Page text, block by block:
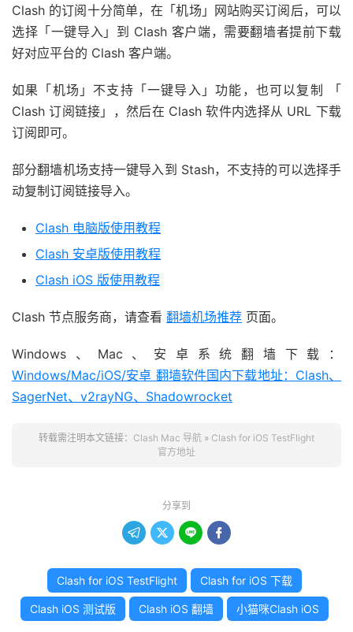
Clash 的订阅十分简单，在「机场」网站购买订阅后，可以
选择「一键导入」到 Clash 客户端，需要翻墙者提前下载
好对应平台的 Clash 客户端。
如果「机场」不支持「一键导入」功能，也可以复制 「
Clash 订阅链接」，然后在 Clash 软件内选择从 URL 下载
订阅即可。
部分翻墙机场支持一键导入到 Stash，不支持的可以选择手
动复制订阅链接导入。
Clash 电脑版使用教程
Clash 安卓版使用教程
Clash iOS 版使用教程
Clash 节点服务商，请查看 翻墙机场推荐 页面。
Windows、Mac、安卓系统翻墙下载：
Windows/Mac/iOS/安卓 翻墙软件国内下载地址：Clash、
SagerNet、v2rayNG、Shadowrocket
转载需注明本文链接： Clash Mac 导航 » Clash for iOS TestFlight
官方地址
分享到
   
Clash for iOS TestFlight Clash for iOS 下载
Clash iOS 测试版 Clash iOS 翻墙 小猫咪Clash iOS